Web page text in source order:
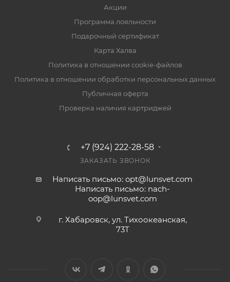
Акции
Программа лояльности
Подарочный сертификат
Карта Халва
Политика в отношении cookie-файлов
Политика в отношении обработки персональных данных
Публичная оферта
Проверка наличия картриджей
+7 (924) 222-28-58
ЗАКАЗАТЬ ЗВОНОК
Написать письмо: opt@lunsvet.com
Написать письмо: nach-
oop@lunsvet.com
г. Хабаровск, ул. Тихоокеанская,
73Т